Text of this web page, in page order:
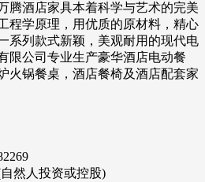
腾酒店家具本着科学与艺术的完美
程学原理，用优质的原材料，精心
系列款式新颖，美观耐用的现代电
限公司专业生产豪华酒店电动餐
火锅餐桌，酒店餐椅及酒店配套家
然人投资或控股)